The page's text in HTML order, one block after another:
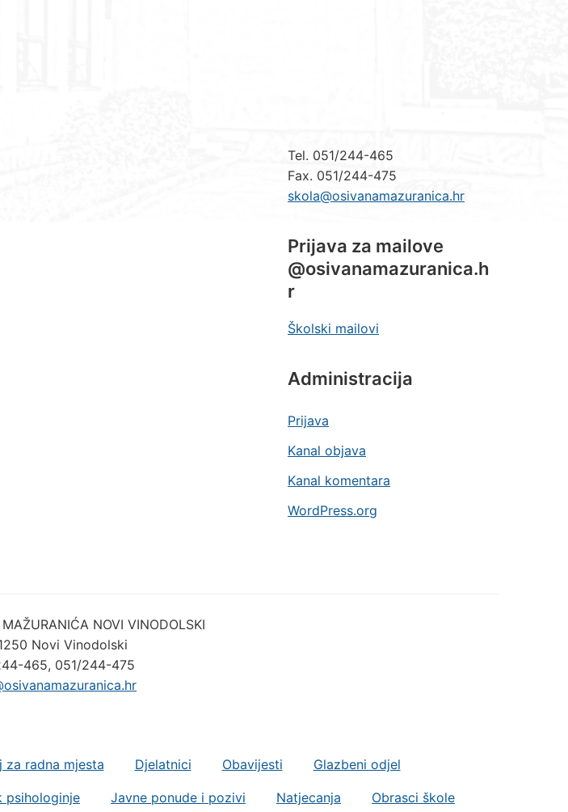
Tel. 051/244-465
Fax. 051/244-475
skola@osivanamazuranica.hr
Prijava za mailove
@osivanamazuranica.h
r
Školski mailovi
Administracija
Prijava
Kanal objava
Kanal komentara
WordPress.org
NOVI VINODOLSKI
Novi Vinodolski
465, 051/244-475
za radna mjesta Djelatnici Obavijesti Glazbeni odjel
psihologinje Javne ponude i pozivi Natjecanja Obrasci škole